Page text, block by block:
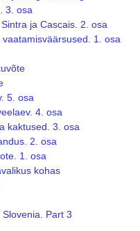
3. osa
ja Cascais. 2. osa
1. osa
5. osa
4. osa
kaktused. 3. osa
2. osa
1. osa
kohas
Part 3